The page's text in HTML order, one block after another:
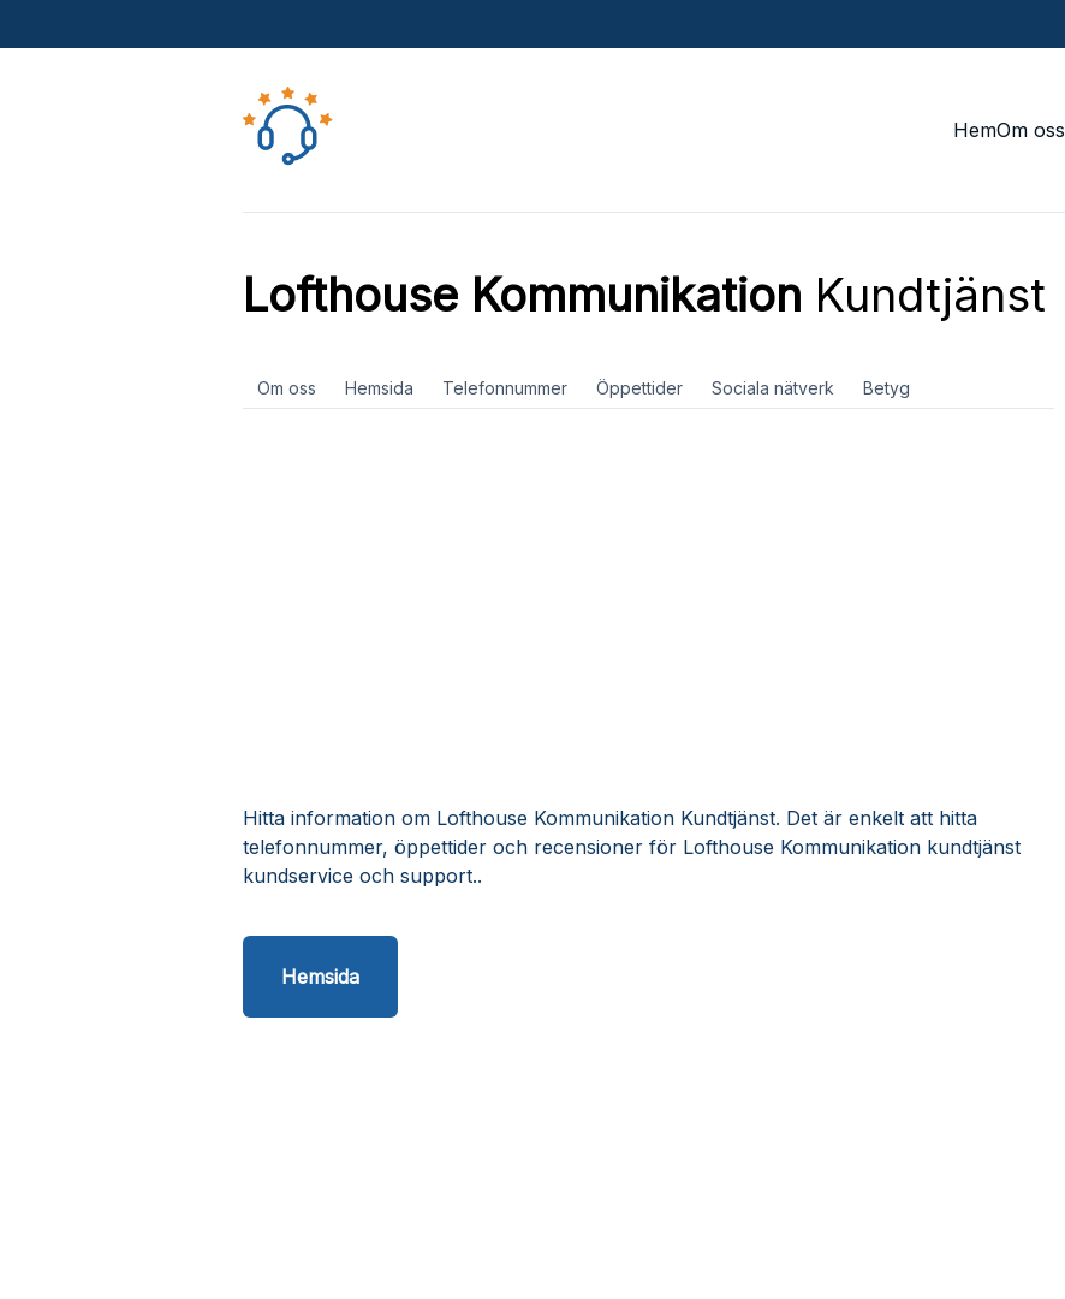
HemOm oss
Lofthouse Kommunikation Kundtjänst
Om oss Hemsida Telefonnummer Öppettider Sociala nätverk Betyg
Hitta information om Lofthouse Kommunikation Kundtjänst. Det är enkelt att hitta
telefonnummer, öppettider och recensioner för Lofthouse Kommunikation kundtjänst
kundservice och support..
Hemsida